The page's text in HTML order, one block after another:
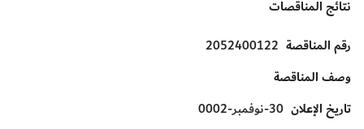
نتائج المناقصات
رقم المناقصة 2052400122
وصف المناقصة
تاريخ الإعلان 30-نوفمبر-0002